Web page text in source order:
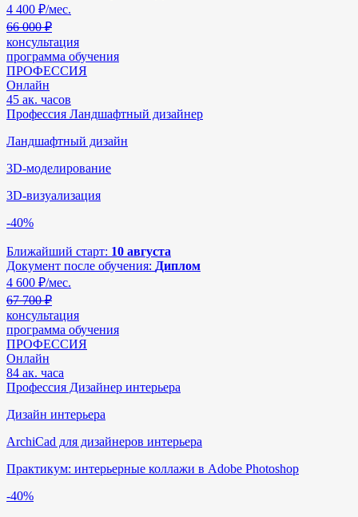
4 400 ₽/мес.
66 000 ₽
консультация
программа обучения
ПРОФЕССИЯ
Онлайн
45 ак. часов
Профессия Ландшафтный дизайнер
Ландшафтный дизайн
3D-моделирование
3D-визуализация
-40%
Ближайший старт: 10 августа
Документ после обучения: Диплом
4 600 ₽/мес.
67 700 ₽
консультация
программа обучения
ПРОФЕССИЯ
Онлайн
84 ак. часа
Профессия Дизайнер интерьера
Дизайн интерьера
ArchiCad для дизайнеров интерьера
Практикум: интерьерные коллажи в Adobe Photoshop
-40%